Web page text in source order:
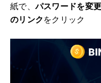
紙で、パスワードを変
のリンク をクリック